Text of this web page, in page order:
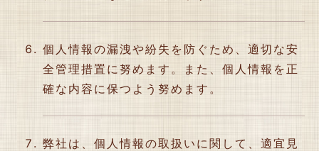
個人情報の漏洩や紛失を防ぐため、適切な安
全管理措置に努めます。また、個人情報を正
確な内容に保つよう努めます。
弊社は、個人情報の取扱いに関して、適宜見